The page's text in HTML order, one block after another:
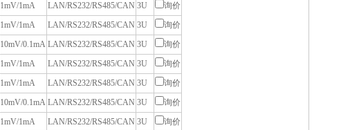
1mV/1mA LAN/RS232/RS485/CAN 3U
询价
1mV/1mA LAN/RS232/RS485/CAN 3U
询价
10mV/0.1mA LAN/RS232/RS485/CAN 3U
询价
1mV/1mA LAN/RS232/RS485/CAN 3U
询价
1mV/1mA LAN/RS232/RS485/CAN 3U
询价
10mV/0.1mA LAN/RS232/RS485/CAN 3U
询价
1mV/1mA LAN/RS232/RS485/CAN 3U
询价